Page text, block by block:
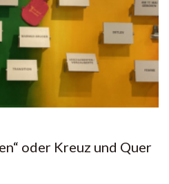
oder Kreuz und Quer